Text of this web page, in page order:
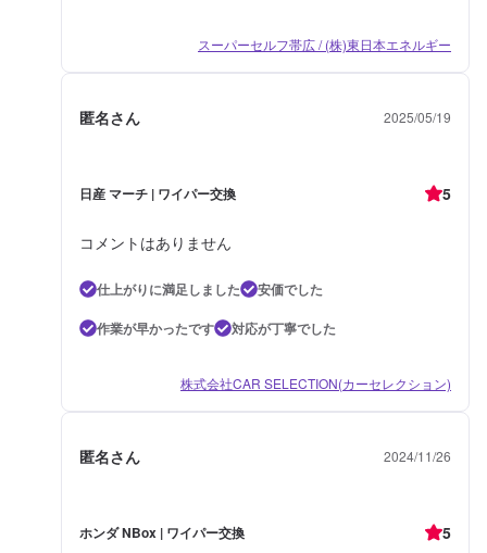
スーパーセルフ帯広 / (株)東日本エネルギー
匿名さん 2025/05/19
日産 マーチ | ワイパー交換 5
コメントはありません
仕上がりに満足しました
安価でした
作業が早かったです
対応が丁寧でした
株式会社CAR SELECTION(カーセレクション)
匿名さん 2024/11/26
ホンダ NBox | ワイパー交換 5